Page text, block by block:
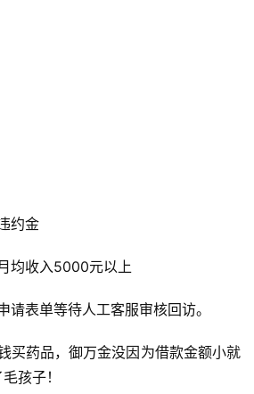
约金
均收入5000元以上
请表单等待人工客服审核回访。
买药品，御万金没因为借款金额小就
孩子！